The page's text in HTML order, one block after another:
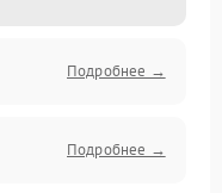
Подробнее →
Подробнее →